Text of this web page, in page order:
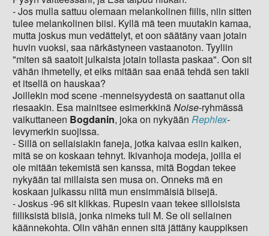
- Jos mulla sattuu olemaan melankolinen fiilis, niin sitten
tulee melankolinen biisi. Kyllä mä teen muutakin kamaa,
mutta joskus mun vedättelyt, et oon säätäny vaan jotain
huvin vuoksi, saa närkästyneen vastaanoton. Tyyliin
"miten sä saatoit julkaista jotain tollasta paskaa". Oon sit
vähän ihmetelly, et eiks mitään saa enää tehdä sen takii
et itsellä on hauskaa?
Joillekin mod scene -menneisyydestä on saattanut olla
riesaakin. Esa mainitsee esimerkkinäNoise-ryhmässä
vaikuttaneen Bogdanin, joka on nykyään Rephlex-
levymerkin suojissa.
- Sillä on sellaisiakin faneja, jotka kaivaa esiin kaiken,
mitä se on koskaan tehnyt. Ikivanhoja modeja, joilla ei
ole mitään tekemistä sen kanssa, mitä Bogdan tekee
nykyään tai millaista sen musa on. Onneks mä en
koskaan julkassu niitä mun ensimmäisiä biisejä.
- Joskus -96 sit klikkas. Rupesin vaan tekee silloisista
fiiliksistä biisiä, jonka nimeks tuli M. Se oli sellainen
käännekohta. Olin vähän ennen sitä jättäny kauppiksen